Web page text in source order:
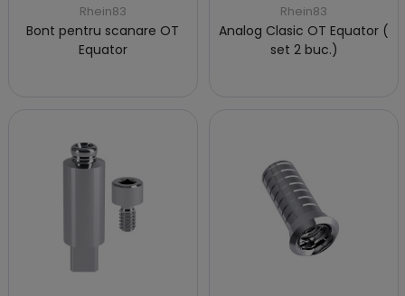
Rhein83
Bont pentru scanare OT
Equator
Rhein83
Analog Clasic OT Equator (
set 2 buc.)